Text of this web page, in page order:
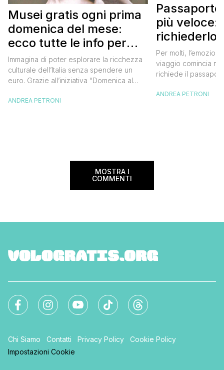
Musei gratis ogni prima
domenica del mese:
ecco tutte le info per
approfittarne
Immagina di poter esplorare la ricchezza
culturale dell’Italia senza spendere un
euro. Grazie all’iniziativa “Domenica al
mano. Ogni prima domenica del mese, tutti
ANDREA PETRONI
più veloce:
richiederlo
Per molti,
viaggio comincia
richiede il
ottenimento di
ANDREA PETRONI
MOSTRA I
COMMENTI
Chi Siamo Contatti Privacy Policy
Cookie Policy
Impostazioni Cookie